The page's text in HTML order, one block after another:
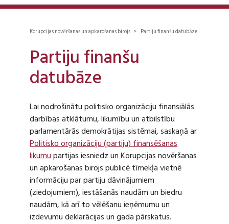
Korupcijas novēršanas un apkarošanas birojs > Partiju finanšu datubāze
Partiju finanšu
datubāze
Lai nodrošinātu politisko organizāciju finansiālās
darbības atklātumu, likumību un atbilstību
parlamentārās demokrātijas sistēmai, saskaņā ar
Politisko organizāciju (partiju) finansēšanas
likumupartijas iesniedz un Korupcijas novēršanas
un apkarošanas birojs publicē tīmekļa vietnē
informāciju par partiju dāvinājumiem
(ziedojumiem), iestāšanās naudām un biedru
naudām, kā arī to vēlēšanu ieņēmumu un
izdevumu deklarācijas un gada pārskatus.